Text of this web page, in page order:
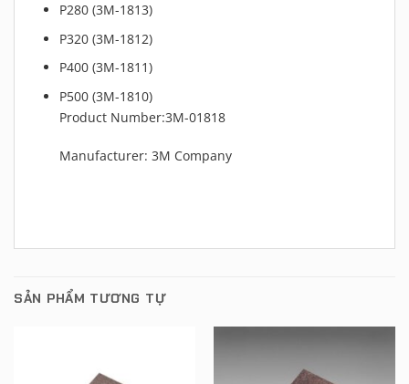
P280 (3M-1813)
P320 (3M-1812)
P400 (3M-1811)
P500 (3M-1810)
Product Number:3M-01818
Manufacturer: 3M Company
SẢN PHẨM TƯƠNG TỰ